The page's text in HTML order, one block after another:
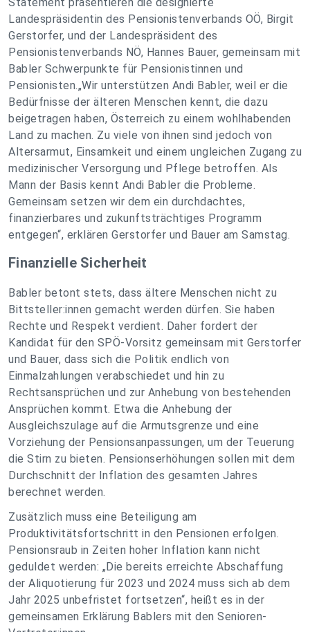
Landespräsidentin des Pensionistenverbands OÖ, Birgit
Gerstorfer, und der Landespräsident des
Pensionistenverbands NÖ, Hannes Bauer, gemeinsam mit
Babler Schwerpunkte für Pensionistinnen und
Pensionisten.„Wir unterstützen Andi Babler, weil er die
Bedürfnisse der älteren Menschen kennt, die dazu
beigetragen haben, Österreich zu einem wohlhabenden
Land zu machen. Zu viele von ihnen sind jedoch von
Altersarmut, Einsamkeit und einem ungleichen Zugang zu
medizinischer Versorgung und Pflege betroffen. Als
Mann der Basis kennt Andi Babler die Probleme.
Gemeinsam setzen wir dem ein durchdachtes,
finanzierbares und zukunftsträchtiges Programm
entgegen“, erklären Gerstorfer und Bauer am Samstag.
Finanzielle Sicherheit
Babler betont stets, dass ältere Menschen nicht zu
Bittsteller:innen gemacht werden dürfen. Sie haben
Rechte und Respekt verdient. Daher fordert der
Kandidat für den SPÖ-Vorsitz gemeinsam mit Gerstorfer
und Bauer, dass sich die Politik endlich von
Einmalzahlungen verabschiedet und hin zu
Rechtsansprüchen und zur Anhebung von bestehenden
Ansprüchen kommt. Etwa die Anhebung der
Ausgleichszulage auf die Armutsgrenze und eine
Vorziehung der Pensionsanpassungen, um der Teuerung
die Stirn zu bieten. Pensionserhöhungen sollen mit dem
Durchschnitt der Inflation des gesamten Jahres
berechnet werden.
Zusätzlich muss eine Beteiligung am
Produktivitätsfortschritt in den Pensionen erfolgen.
Pensionsraub in Zeiten hoher Inflation kann nicht
geduldet werden: „Die bereits erreichte Abschaffung
der Aliquotierung für 2023 und 2024 muss sich ab dem
Jahr 2025 unbefristet fortsetzen“, heißt es in der
gemeinsamen Erklärung Bablers mit den Senioren-